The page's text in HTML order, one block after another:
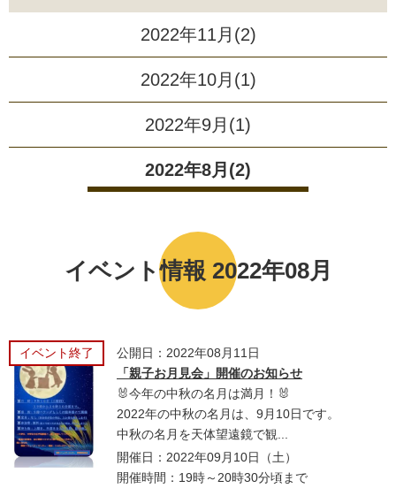
イベント情報 2022年08月
イベント終了
公開日：2022年08月11日
「親子お月見会」開催のお知らせ
🐰今年の中秋の名月は満月！🐰
2022年の中秋の名月は、9月10日です。
中秋の名月を天体望遠鏡で観...
開催日：2022年09月10日（土）
開催時間：19時～20時30分頃まで
2022年11月(2)
2022年10月(1)
2022年9月(1)
2022年8月(2)